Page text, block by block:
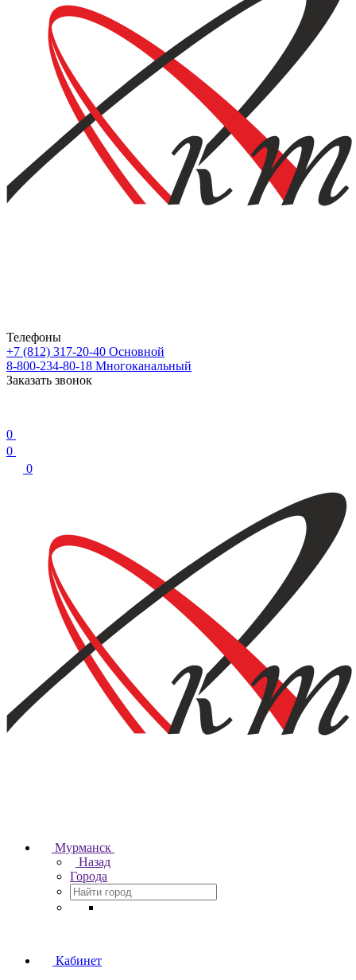
Телефоны
+7 (812) 317-20-40 Основной
8-800-234-80-18 Многоканальный
Заказать звонок
0
0
0
Мурманск
Назад
Города
Кабинет